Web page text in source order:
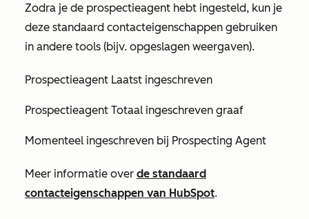
Zodra je de prospectieagent hebt ingesteld, kun je
deze standaard contacteigenschappen gebruiken
in andere tools (bijv. opgeslagen weergaven).
Prospectieagent Laatst ingeschreven
Prospectieagent Totaal ingeschreven graaf
Momenteel ingeschreven bij Prospecting Agent
Meer informatie over de standaard
contacteigenschappen van HubSpot.